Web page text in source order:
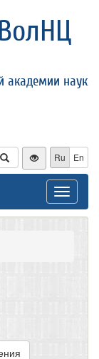
ВолНЦ
академии наук
Ru En
Toggle